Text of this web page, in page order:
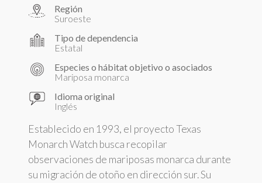
Región
Suroeste
Tipo de dependencia
Estatal
Especies o hábitat objetivo o asociados
Mariposa monarca
Idioma original
Inglés
Establecido en 1993, el proyecto Texas
Monarch Watch busca recopilar
observaciones de mariposas monarca durante
su migración de otoño en dirección sur. Su